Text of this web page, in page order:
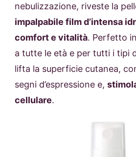
nebulizzazione, riveste la
impalpabile film d’intensa
comfort e vitalità. Perfetto
a tutte le età e per tutti i tipi
lifta la superficie cutanea,
segni d’espressione e,
cellulare.